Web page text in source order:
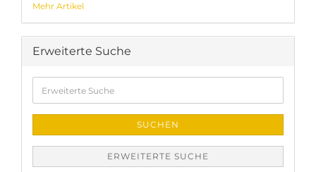
Mehr Artikel
Erweiterte Suche
Suche
SUCHEN
ERWEITERTE SUCHE